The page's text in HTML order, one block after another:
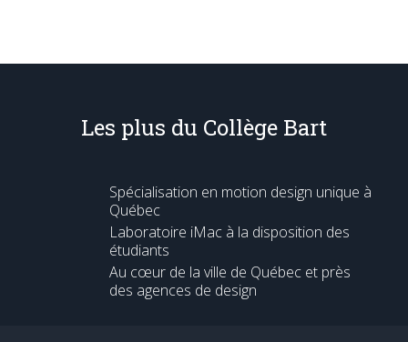
Les plus du Collège Bart
Spécialisation en motion design unique à
Québec
Laboratoire iMac à la disposition des
étudiants
Au cœur de la ville de Québec et près
des agences de design